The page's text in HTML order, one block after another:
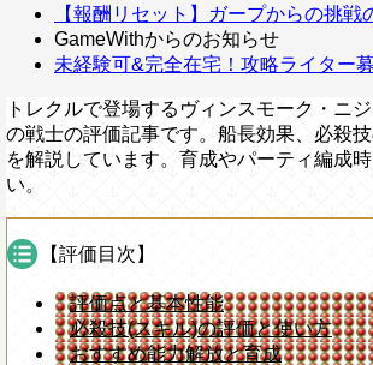
【報酬リセット】ガープからの挑戦
GameWithからのお知らせ
未経験可&完全在宅！攻略ライター募
トレクルで登場するヴィンスモーク・ニ
の戦士の評価記事です。船長効果、必殺
を解説しています。育成やパーティ編成
い。
【評価目次】
評価点と基本性能
必殺技(スキル)の評価と使い方
おすすめ能力解放と育成